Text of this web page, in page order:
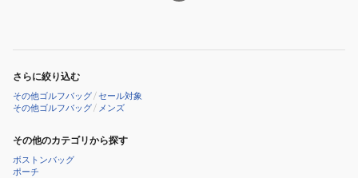
さらに絞り込む
その他ゴルフバッグ/セール対象
その他ゴルフバッグ/ メンズ
その他のカテゴリから探す
ボストンバッグ
ポーチ